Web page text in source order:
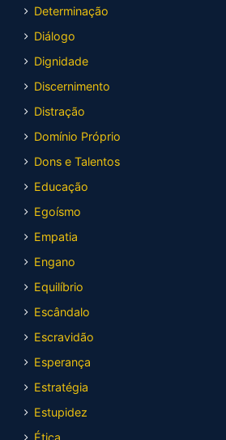
Determinação
Diálogo
Dignidade
Discernimento
Distração
Domínio Próprio
Dons e Talentos
Educação
Egoísmo
Empatia
Engano
Equilíbrio
Escândalo
Escravidão
Esperança
Estratégia
Estupidez
Ética